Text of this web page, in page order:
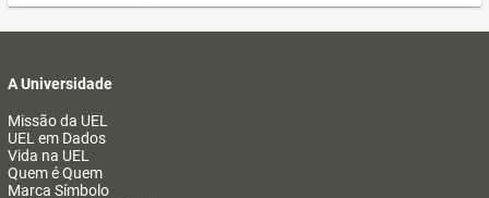
A Universidade
Missão da UEL
UEL em Dados
Vida na UEL
Quem é Quem
Marca Símbolo